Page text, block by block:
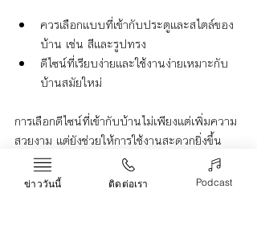
ควรเลือกแบบที่เข้ากับประตูและสไตล์ของ
บ้าน เช่น สีและรูปทรง
ดีไซน์ที่เรียบง่ายและใช้งานง่ายเหมาะกับ
บ้านสมัยใหม่
การเลือกดีไซน์ที่เข้ากับบ้านไม่เพียงแต่เพิ่มความ
สวยงาม แต่ยังช่วยให้การใช้งานสะดวกยิ่งขึ้น
การเลือกประตูดิจิตอลดอร์ล็อคในราคาที่คุ้มค่า
ข่าววันนี้ ติดต่อเรา Podcast